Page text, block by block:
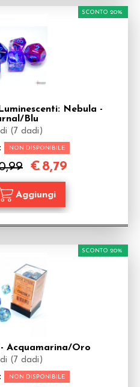
Nebula -
Blu
(7 dadi)
NON DISPONIBILE
SCONTO 20%
€ 8,79
Acquamarina/Oro
(7 dadi)
NON DISPONIBILE
SCONTO 20%